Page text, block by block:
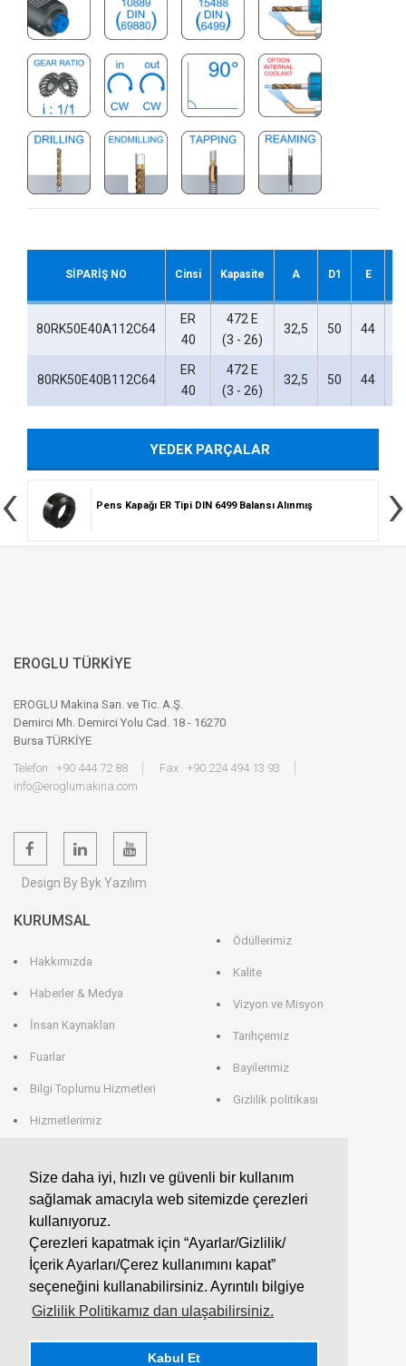
Size daha iyi, hızlı ve güvenli bir kullanım
sağlamak amacıyla web sitemizde çerezleri
kullanıyoruz.
Çerezleri kapatmak için “Ayarlar/Gizlilik/
İçerik Ayarları/Çerez kullanımını kapat”
seçeneğini kullanabilirsiniz. Ayrıntılı bilgiye
Gizlilik Politikamız dan ulaşabilirsiniz.
Kabul Et
SİPARİŞ NO Cinsi Kapasite A D1 E
80RK50E40A112C64
ER
40
472 E
(3 - 26)
32,5 50 44
80RK50E40B112C64
ER
40
472 E
(3 - 26)
32,5 50 44
YEDEK PARÇALAR
Pens Kapağı ER Tipi DIN 6499 Balansı Alınmış
‹ ›
EROGLU TÜRKİYE
EROGLU Makina San. ve Tic. A.Ş.
Demirci Mh. Demirci Yolu Cad. 18 - 16270
Bursa TÜRKİYE
Telefon : +90 444 72 88
Fax : +90 224 494 13 93
info@eroglumakina.com
Design By Byk Yazılım
KURUMSAL
Hakkımızda
Haberler & Medya
İnsan Kaynakları
Fuarlar
Bilgi Toplumu Hizmetleri
Hizmetlerimiz
Ödüllerimiz
Kalite
Vizyon ve Misyon
Tarihçemiz
Bayilerimiz
Gizlilik politikası
EROGLU ALMANYA
EROGLU Präzisionswerkzeuge GmbH
Heerweg 9 - 72116 Mössingen
GERMANY
Telefon : +49 7473 95 45 - 0
Fax : +49 7473 95 45 - 25